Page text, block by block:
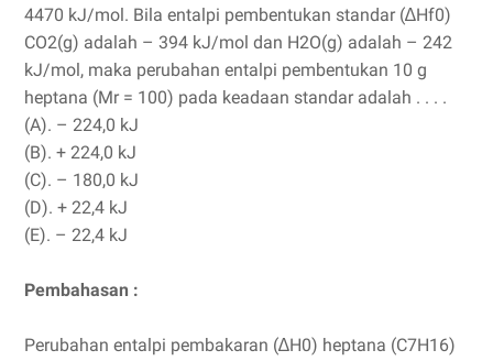
4470 kJ/mol. Bila entalpi pembentukan standar (∆Hf0)
CO2(g) adalah – 394 kJ/mol dan H2O(g) adalah – 242
kJ/mol, maka perubahan entalpi pembentukan 10 g
heptana (Mr = 100) pada keadaan standar adalah . . . .
(A). – 224,0 kJ
(B). + 224,0 kJ
(C). – 180,0 kJ
(D). + 22,4 kJ
(E). – 22,4 kJ
Pembahasan :
Perubahan entalpi pembakaran (∆H0) heptana (C7H16)